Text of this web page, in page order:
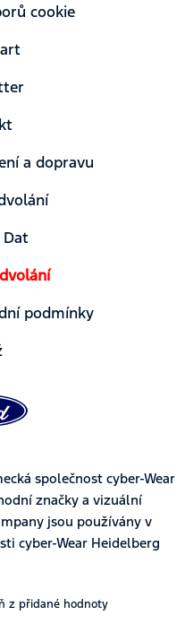
cookie
a dopravu
Dat
podmínky
společnost cyber-Wear
značky a vizuální
jsou používány v
cyber-Wear Heidelberg
z přidané hodnoty